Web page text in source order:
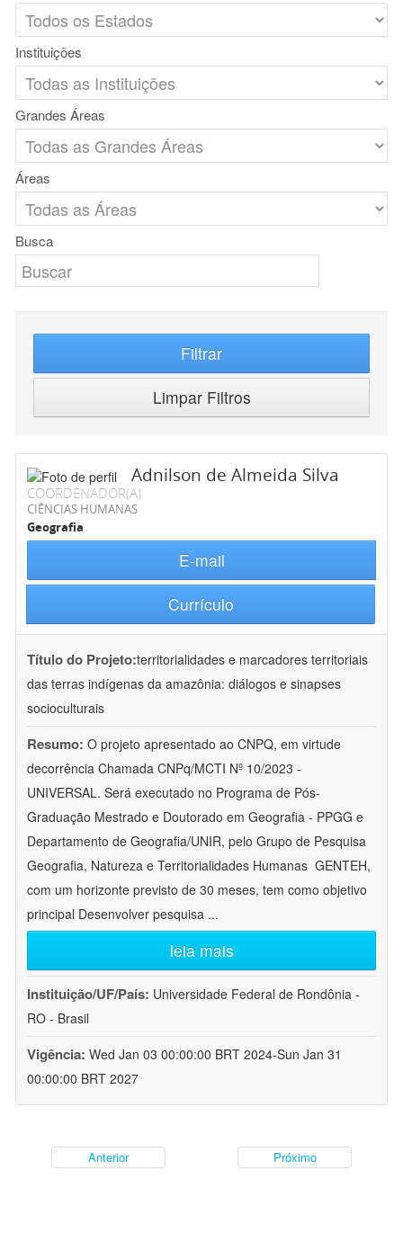
Instituições
Grandes Áreas
Áreas
Busca
Filtrar
Limpar Filtros
Adnilson de Almeida Silva
COORDENADOR(A)
CIÊNCIAS HUMANAS
Geografia
E-mail
Currículo
Título do Projeto:territorialidades e marcadores territoriais
das terras indígenas da amazônia: diálogos e sinapses
socioculturais
Resumo: O projeto apresentado ao CNPQ, em virtude
decorrência Chamada CNPq/MCTI Nº 10/2023 -
UNIVERSAL. Será executado no Programa de Pós-
Graduação Mestrado e Doutorado em Geografia - PPGG e
Departamento de Geografia/UNIR, pelo Grupo de Pesquisa
Geografia, Natureza e Territorialidades Humanas  GENTEH,
com um horizonte previsto de 30 meses, tem como objetivo
principal Desenvolver pesquisa ...
leia mais
Instituição/UF/País: Universidade Federal de Rondônia -
RO - Brasil
Vigência: Wed Jan 03 00:00:00 BRT 2024-Sun Jan 31
00:00:00 BRT 2027
Anterior Próximo